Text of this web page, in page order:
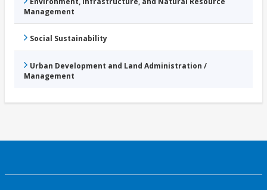
Management
Social Sustainability
Urban Development and Land Administration /
Management